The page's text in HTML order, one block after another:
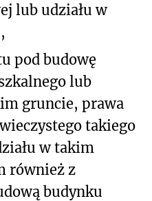
lub udziału w
pod budowę
lub
gruncie, prawa
takiego
w takim
również z
budynku